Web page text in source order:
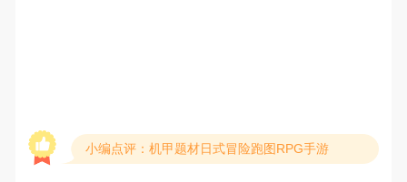
小编点评：机甲题材日式冒险跑图RPG手游